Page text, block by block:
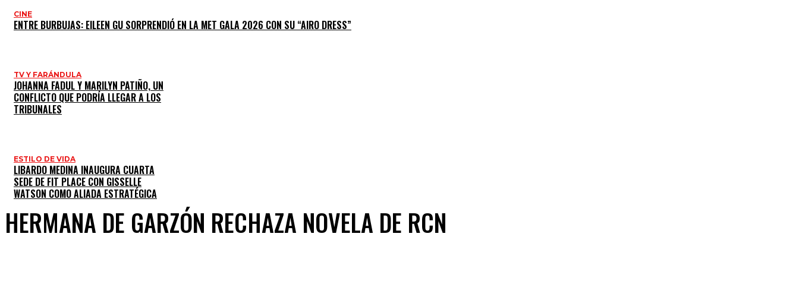
CINE
ENTRE BURBUJAS: EILEEN GU SORPRENDIÓ EN LA MET GALA 2026 CON SU “AIRO DRESS”
TV Y FARÁNDULA
JOHANNA FADUL Y MARILYN PATIÑO, UN
CONFLICTO QUE PODRÍA LLEGAR A LOS
TRIBUNALES
ESTILO DE VIDA
LIBARDO MEDINA INAUGURA CUARTA
SEDE DE FIT PLACE CON GISSELLE
WATSON COMO ALIADA ESTRATÉGICA
HERMANA DE GARZÓN RECHAZA NOVELA DE RCN